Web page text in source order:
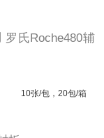
罗氏Roche480辅
10张/包，20包/箱